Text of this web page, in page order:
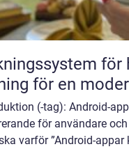
för hotell – så
för en
(-tag): Android-
för användare
varför ”Android-appar